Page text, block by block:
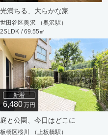
光満ちる、大らかな家
世田谷区奥沢 （奥沢駅）
2SLDK / 69.55㎡
新着
6,480万円
庭と公園、今日はどこに
板橋区桜川 （上板橋駅）